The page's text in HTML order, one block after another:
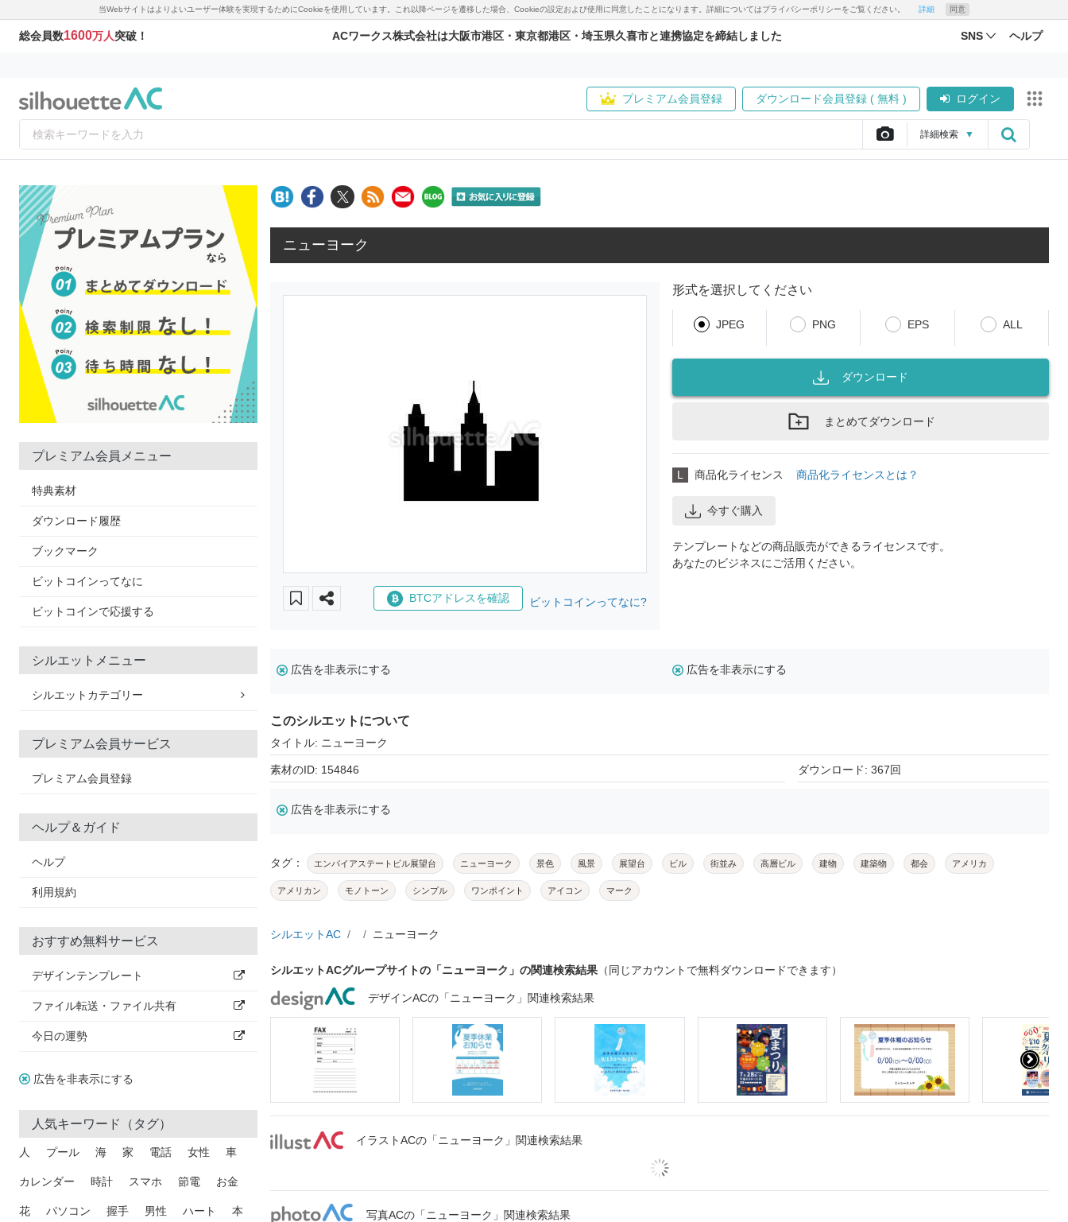
当Webサイトはよりよいユーザー体験を実現するためにCookieを使用しています。これ以降ページを遷移した場合、Cookieの設定および使用に同意したことになります。詳細についてはプライバシーポリシーをご覧ください。 詳細 同意
総会員数1600万人突破！ ACワークス株式会社は大阪市港区・東京都港区・埼玉県久喜市と連携協定を締結しました SNS ヘルプ
プレミアム会員登録 ダウンロード会員登録 ( 無料 ) ログイン
詳細検索 ▼
プレミアム会員メニュー
特典素材
ダウンロード履歴
ブックマーク
ビットコインってなに
ビットコインで応援する
シルエットメニュー
シルエットカテゴリー
プレミアム会員サービス
プレミアム会員登録
ヘルプ＆ガイド
ヘルプ
利用規約
おすすめ無料サービス
デザインテンプレート
ファイル転送・ファイル共有
今日の運勢
広告を非表示にする
人気キーワード（タグ）
人 プール 海 家 電話 女性 車
カレンダー 時計 スマホ 節電 お金
花 パソコン 握手 男性 ハート 本
ニューヨーク
BTCアドレスを確認 ビットコインってなに?
形式を選択してください
JPEG PNG EPS ALL
ダウンロード
まとめてダウンロード
L 商品化ライセンス 商品化ライセンスとは？
今すぐ購入
テンプレートなどの商品販売ができるライセンスです。
あなたのビジネスにご活用ください。
広告を非表示にする 広告を非表示にする
このシルエットについて
タイトル: ニューヨーク
素材のID: 154846 ダウンロード: 367回
広告を非表示にする
タグ： エンパイアステートビル展望台 ニューヨーク 景色 風景 展望台 ビル 街並み 高層ビル 建物 建築物 都会 アメリカ
アメリカン モノトーン シンプル ワンポイント アイコン マーク
シルエットAC ニューヨーク
シルエットACグループサイトの「ニューヨーク」の関連検索結果 （同じアカウントで無料ダウンロードできます）
デザインACの「ニューヨーク」関連検索結果
イラストACの「ニューヨーク」関連検索結果
写真ACの「ニューヨーク」関連検索結果